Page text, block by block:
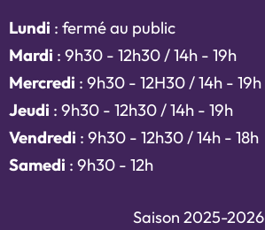
Lundi : fermé au public
Mardi : 9h30 - 12h30 / 14h - 19h
Mercredi : 9h30 - 12H30 / 14h - 19h
Jeudi : 9h30 - 12h30 / 14h - 19h
Vendredi : 9h30 - 12h30 / 14h - 18h
Samedi : 9h30 - 12h
Saison 2025-2026